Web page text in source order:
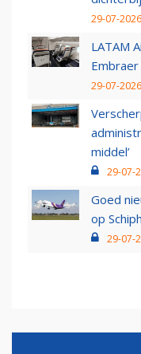
29-07-
LATAM
29-07-
middel’
29-07-
Goed
op
29-07-